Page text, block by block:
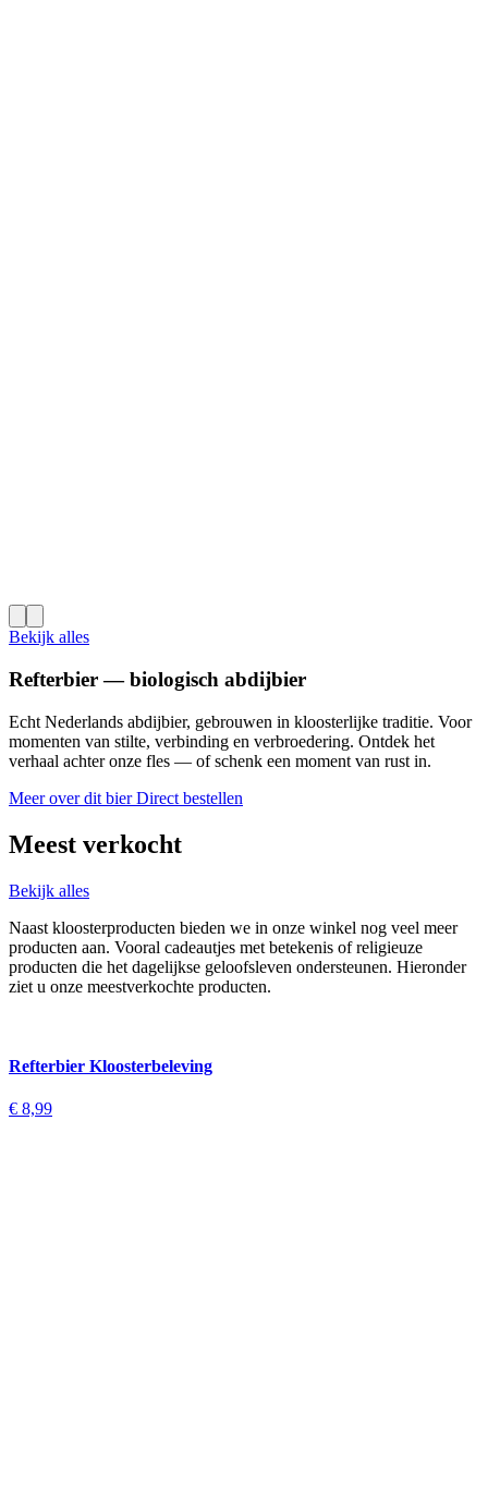
Bekijk alles
Refterbier — biologisch abdijbier
Echt Nederlands abdijbier, gebrouwen in kloosterlijke traditie. Voor
momenten van stilte, verbinding en verbroedering. Ontdek het
verhaal achter onze fles — of schenk een moment van rust in.
Meer over dit bierDirect bestellen
Meest verkocht
Bekijk alles
Naast kloosterproducten bieden we in onze winkel nog veel meer
producten aan. Vooral cadeautjes met betekenis of religieuze
producten die het dagelijkse geloofsleven ondersteunen. Hieronder
ziet u onze meestverkochte producten.
Refterbier Kloosterbeleving
€ 8,99